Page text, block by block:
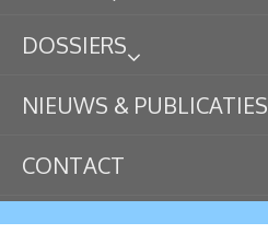
DOSSIERS
NIEUWS & PUBLICATIES
CONTACT